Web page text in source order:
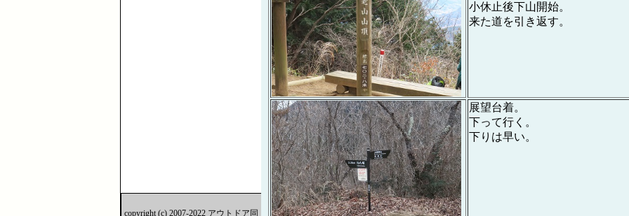
小休止後下山開始。
来た道を引き返す。
展望台着。
下って行く。
下りは早い。
copyright (c) 2007-2022 アウトドア同